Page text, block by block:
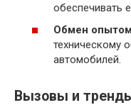
обеспечивать
Обмен
техническому
автомобилей.
Вызовы и